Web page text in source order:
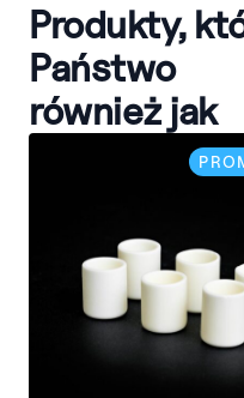
Produkty,
Państwo
również jak